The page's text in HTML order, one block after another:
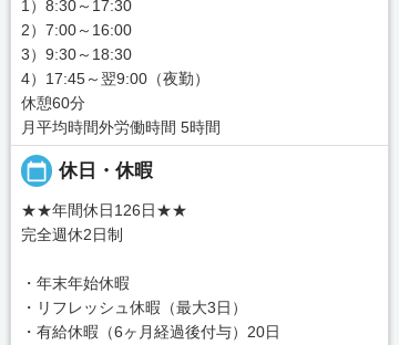
1）8:30～17:30
2）7:00～16:00
3）9:30～18:30
4）17:45～翌9:00（夜勤）
休憩60分
月平均時間外労働時間 5時間
calendar_today 休日・休暇
★★年間休日126日★★
完全週休2日制
・年末年始休暇
・リフレッシュ休暇（最大3日）
・有給休暇（6ヶ月経過後付与）20日